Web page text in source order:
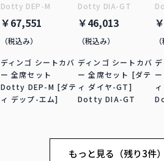
Dotty DEP-M
￥67,551
（税込み）
ディンゴ シートカバ
ー 全席セット
Dotty DEP-M [ダテ
ィ デップ-エム]
Dotty DIA-GT
￥46,013
（税込み）
ディンゴ シートカバ
ー 全席セット [ダテ
ィ ダイヤ-GT]
Dotty DIA-GT
もっと見る（残り3件